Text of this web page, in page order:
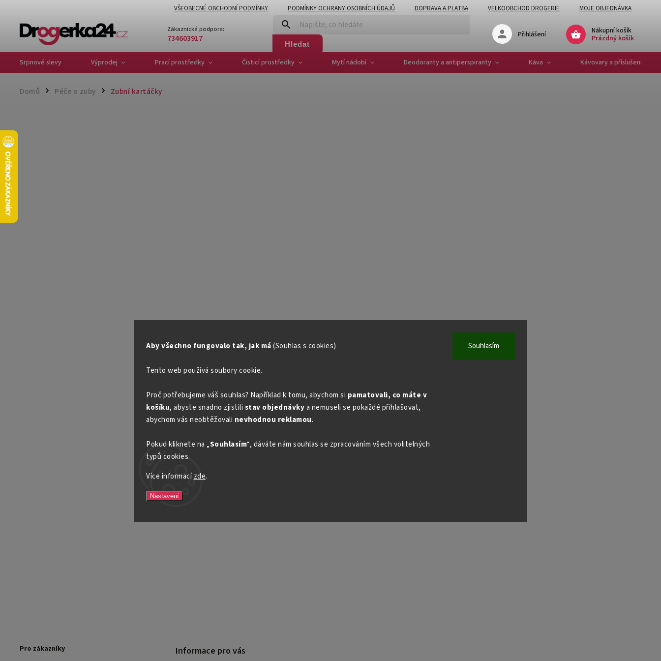
Aby všechno fungovalo tak, jak má(Souhlas s cookies)
Tento web používá soubory cookie.
Proč potřebujeme váš souhlas? Například k tomu, abychom si pamatovali, co máte v
košíku, abyste snadno zjistili stav objednávkya nemuseli se pokaždé přihlašovat,
abychom vás neobtěžovali nevhodnou reklamou.
Pokud kliknete na „Souhlasím“, dáváte nám souhlas se zpracováním všech volitelných
typů cookies.
Více informacízde.
Nastavení
Souhlasím
VŠEOBECNÉ OBCHODNÍ PODMÍNKY PODMÍNKY OCHRANY OSOBNÍCH ÚDAJŮ DOPRAVA A PLATBA VELKOOBCHOD DROGERIE MOJE OBJEDNÁVKA
Zákaznická podpora:
734603917 Hledat
Nákupní košík
Prázdný košík
Přihlášení
Srpnové slevy Výprodej Prací prostředky Čisticí prostředky Mytí nádobí Deodoranty a antiperspiranty Káva Kávovary a příslušenství
Domů / Péče o zuby / Zubní kartáčky
Pro zákazníky Informace pro vás